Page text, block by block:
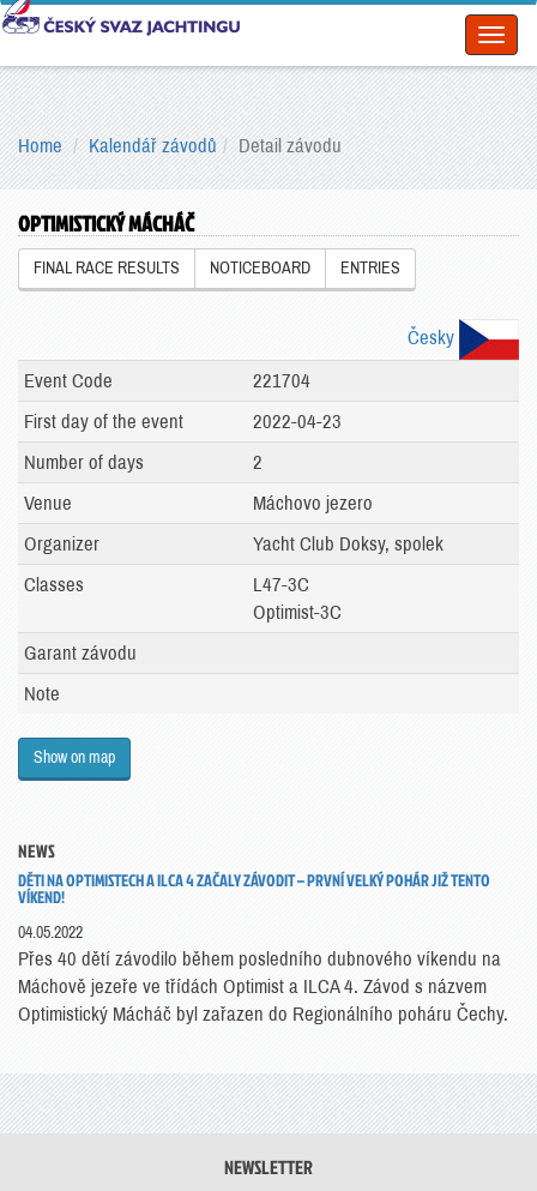
Home Kalendář závodů Detail závodu
OPTIMISTICKÝ MÁCHÁČ
FINAL RACE RESULTS NOTICEBOARD ENTRIES
Česky
Event Code
221704
First day of the event
2022-04-23
Number of days
2
Venue
Máchovo jezero
Organizer
Yacht Club Doksy, spolek
Classes
L47-3C
Optimist-3C
Garant závodu
Note
Show on map
NEWS
DĚTI NA OPTIMISTECH A ILCA 4 ZAČALY ZÁVODIT – PRVNÍ VELKÝ POHÁR JIŽ TENTO
VÍKEND!
04.05.2022
Přes 40 dětí závodilo během posledního dubnového víkendu na
Máchově jezeře ve třídách Optimist a ILCA 4. Závod s názvem
Optimistický Mácháč byl zařazen do Regionálního poháru Čechy.
NEWSLETTER